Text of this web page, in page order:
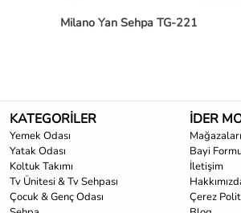
Milano Yan Sehpa TG-221
KATEGORİLER
Yemek Odası
Yatak Odası
Koltuk Takımı
Tv Ünitesi & Tv Sehpası
Çocuk & Genç Odası
İDER
Bayi
İletişim
Çerez